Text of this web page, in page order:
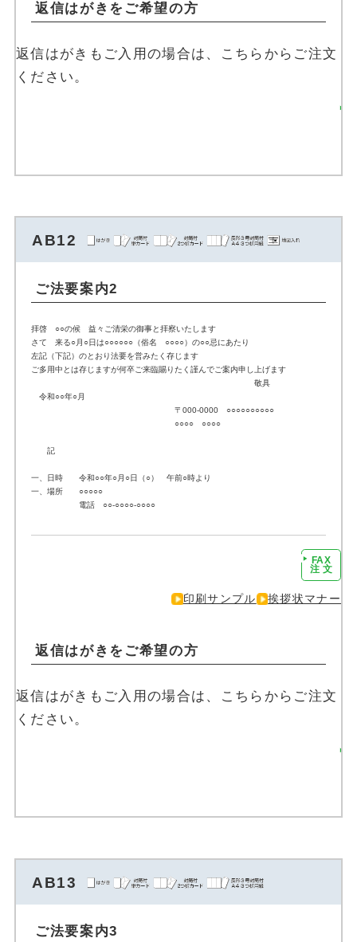
返信はがきをご希望の方
返信はがきもご入用の場合は、こちらからご注文
ください。
AB12
ご法要案内2
拝啓 ○○の候 益々ご清栄の御事と拝察いたします
さて 来る○月○日は○○○○○○（俗名 ○○○○）の○○忌にあたり
左記（下記）のとおり法要を営みたく存じます
ご多用中とは存じますが何卒ご来臨賜りたく謹んでご案内申し上げます
敬具
令和○○年○月
〒000-0000 ○○○○○○○○○○
○○○○ ○○○○
記
一、日時 令和○○年○月○日（○） 午前○時より
一、場所 ○○○○○
電話 ○○-○○○○-○○○○
FAX
注 文
印刷サンプル 挨拶状マナー
返信はがきをご希望の方
返信はがきもご入用の場合は、こちらからご注文
ください。
AB13
ご法要案内3